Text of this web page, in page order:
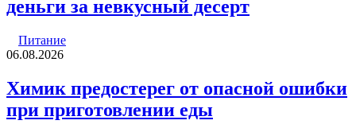
деньги за невкусный десерт
Питание
06.08.2026
Химик предостерег от опасной ошибки
при приготовлении еды